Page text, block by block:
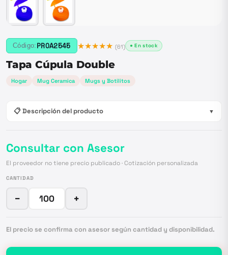
Código: PROA2545 ★★★★★ (61) ● En stock
Tapa Cúpula Double
Hogar Mug Ceramica Mugs y Botilitos
📋 Descripción del producto ▼
Consultar con Asesor
El proveedor no tiene precio publicado · Cotización personalizada
CANTIDAD
− +
El precio se confirma con asesor según cantidad y disponibilidad.